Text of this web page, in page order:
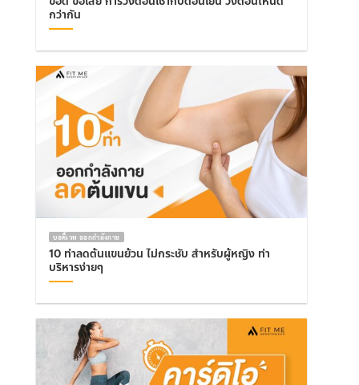
กว่ากัน
บอดี้เวท ออกกำลังกาย
10 ท่าลดต้นแขนย้วน ไม่กระชับ สำหรับผู้หญิง ท่า
บริหารง่ายๆ